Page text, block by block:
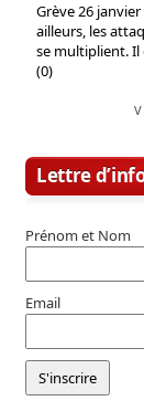
Grève 26
ailleurs, les
se multiplient. Il
(0)
Lettre
Prénom et Nom
Email